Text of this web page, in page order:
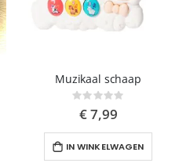
Muzikaal schaap
Rating:
0%
€ 7,99
IN WINKELWAGEN